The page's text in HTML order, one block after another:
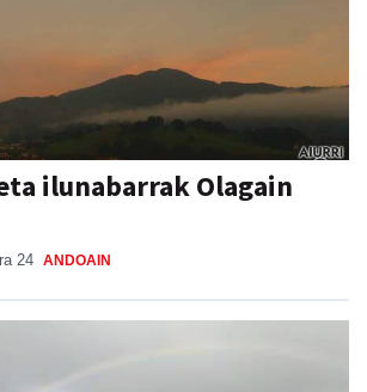
ilunabarrak Olagain
24 ANDOAIN